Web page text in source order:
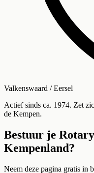
Valkenswaard / Eersel
Actief sinds ca. 1974. Zet
de Kempen.
Bestuur je
Kempenland?
Neem deze pagina gratis in